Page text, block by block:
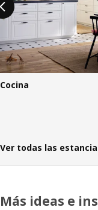
Cocina
Ver todas las
Más ideas e